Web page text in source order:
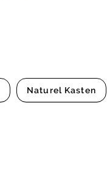
Naturel Kasten